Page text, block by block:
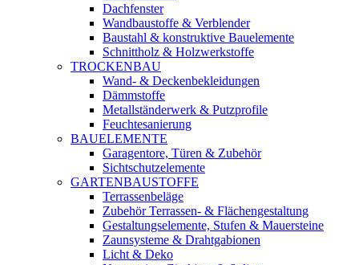
Dachfenster
Wandbaustoffe & Verblender
Baustahl & konstruktive Bauelemente
Schnittholz & Holzwerkstoffe
TROCKENBAU
Wand- & Deckenbekleidungen
Dämmstoffe
Metallständerwerk & Putzprofile
Feuchtesanierung
BAUELEMENTE
Garagentore, Türen & Zubehör
Sichtschutzelemente
GARTENBAUSTOFFE
Terrassenbeläge
Zubehör Terrassen- & Flächengestaltung
Gestaltungselemente, Stufen & Mauersteine
Zaunsysteme & Drahtgabionen
Licht & Deko